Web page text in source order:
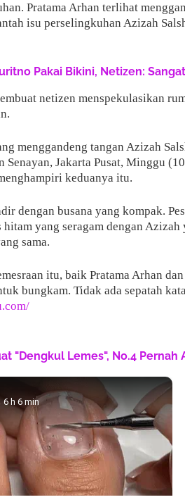
Pratama Arhan terlihat
isu perselingkuhan Azizah
Pakai Bikini, Netizen:
netizen menspekulasikan
menggandeng tangan Azizah
Jakarta Pusat, Minggu
keduanya itu.
dengan busana yang kompak.
yang seragam dengan
sama.
itu, baik Pratama Arhan
bungkam. Tidak ada sepatah
"Dengkul Lemes", No.4 Pernah
6 h 6 min